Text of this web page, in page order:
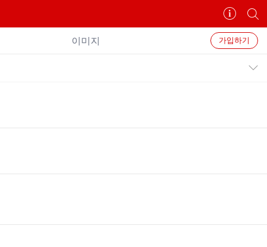
카
페
정
보
개
별
카
페
검
가입하기
이미지